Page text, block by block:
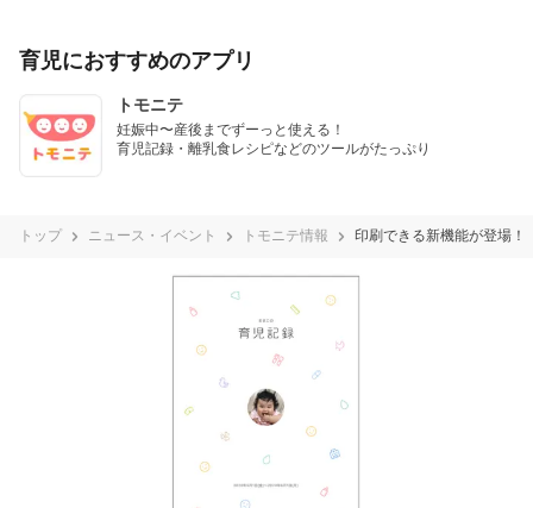
育児におすすめのアプリ
トモニテ
妊娠中〜産後までずーっと使える！
育児記録・離乳食レシピなどのツールがたっぷり
トップ ニュース・イベント トモニテ情報 印刷できる新機能が登場